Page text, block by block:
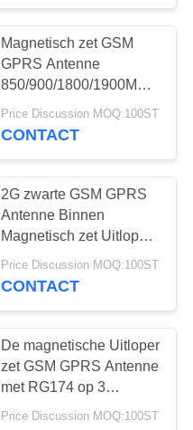
Magnetisch zet GSM
GPRS Antenne
850/900/1800/1900MHZ
voor Autoradio op
Price Discussion MOQ:100ST
CONTACT
2G zwarte GSM GPRS
Antenne Binnen
Magnetisch zet Uitloper
op 50 OHMimpedantie
Price Discussion MOQ:100ST
CONTACT
De magnetische Uitloper
zet GSM GPRS Antenne
met RG174 op 3
Meterkabel
Price Discussion MOQ:100ST